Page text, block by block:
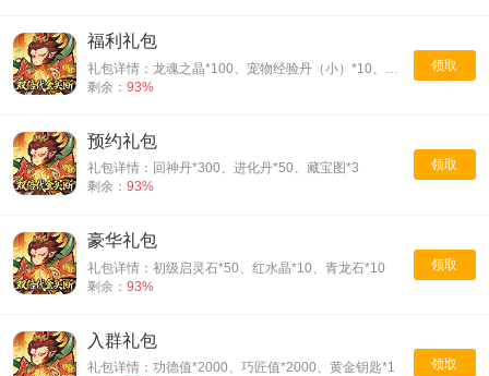
领取
福利礼包
剩余： 93%
领取
预约礼包
礼包详情：回神丹*300、进化丹*50、藏宝图*3
剩余： 93%
领取
豪华礼包
礼包详情：初级启灵石*50、红水晶*10、青龙石*10
剩余： 93%
领取
入群礼包
礼包详情：功德值*2000、巧匠值*2000、黄金钥匙*1